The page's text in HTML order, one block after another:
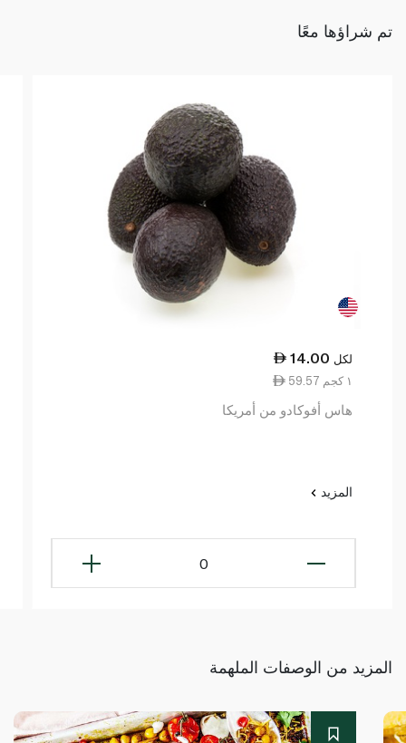
تم شراؤها معًا
14.00 لكل
59.57 ١ كجم
هاس أفوكادو من أمريكا
المزيد
0
المزيد من الوصفات الملهمة